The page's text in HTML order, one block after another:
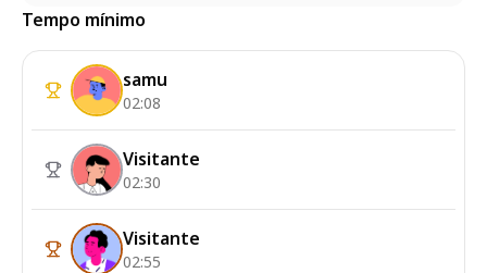
Tempo mínimo
samu
02:08
Visitante
02:30
Visitante
02:55